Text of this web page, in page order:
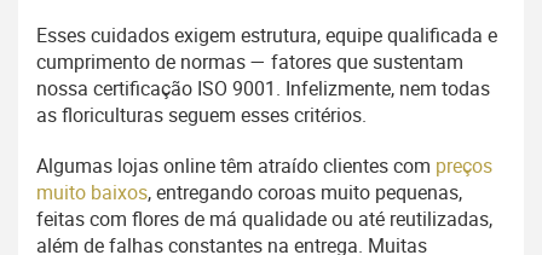
Esses cuidados exigem estrutura, equipe qualificada e
cumprimento de normas — fatores que sustentam
nossa certificação ISO 9001. Infelizmente, nem todas
as floriculturas seguem esses critérios.
Algumas lojas online têm atraído clientes com preços
muito baixos, entregando coroas muito pequenas,
feitas com flores de má qualidade ou até reutilizadas,
além de falhas constantes na entrega. Muitas